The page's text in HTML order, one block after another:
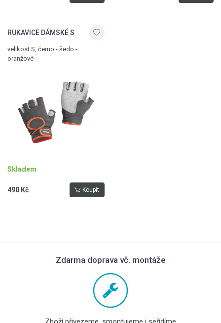
RUKAVICE DÁMSKÉ S
velikost S, černo - šedo -
oranžové
Skladem
490 Kč Koupit
Zdarma doprava vč. montáže